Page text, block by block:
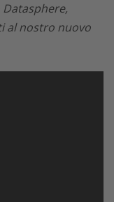
al nostro nuovo